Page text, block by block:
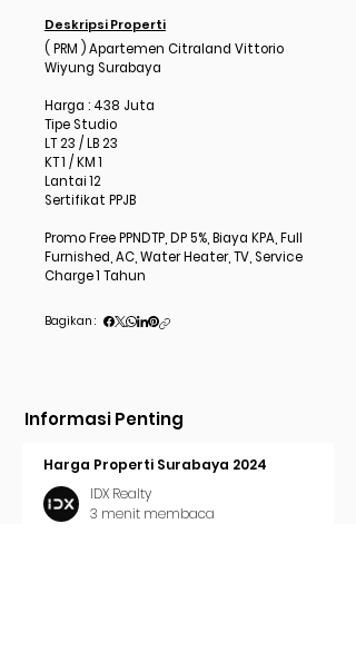
Deskripsi Properti
( PRM ) Apartemen Citraland Vittorio
Wiyung Surabaya
Harga : 438 Juta
Tipe Studio
LT 23 / LB 23
KT 1 / KM 1
Lantai 12
Sertifikat PPJB
Promo Free PPNDTP, DP 5%, Biaya KPA, Full
Furnished, AC, Water Heater, TV, Service
Charge 1 Tahun
Bagikan :
Informasi Penting
Harga Properti Surabaya 2024
IDX Realty
3 menit membaca